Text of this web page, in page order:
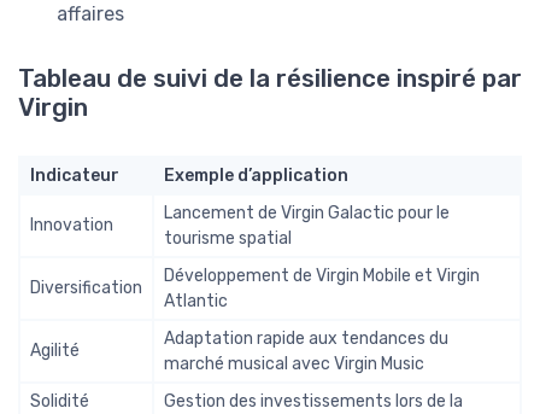
affaires
Tableau de suivi de la résilience inspiré par
Virgin
Indicateur Exemple d’application
Innovation
Lancement de Virgin Galactic pour le
tourisme spatial
Diversification
Développement de Virgin Mobile et Virgin
Atlantic
Agilité
Adaptation rapide aux tendances du
marché musical avec Virgin Music
Solidité
Gestion des investissements lors de la